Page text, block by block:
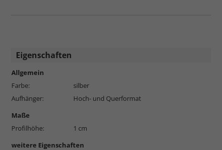
mehr zum Normalglas
Eigenschaften
Allgemein
Farbe:
silber
Aufhänger:
Hoch- und Querformat
Maße
Profilhöhe:
1 cm
weitere Eigenschaften